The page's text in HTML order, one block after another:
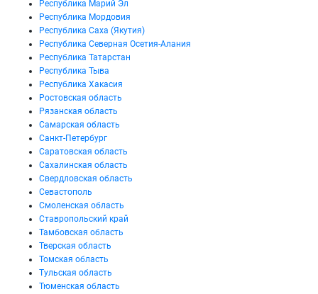
Республика Марий Эл
Республика Мордовия
Республика Саха (Якутия)
Республика Северная Осетия-Алания
Республика Татарстан
Республика Тыва
Республика Хакасия
Ростовская область
Рязанская область
Самарская область
Санкт-Петербург
Саратовская область
Сахалинская область
Свердловская область
Севастополь
Смоленская область
Ставропольский край
Тамбовская область
Тверская область
Томская область
Тульская область
Тюменская область